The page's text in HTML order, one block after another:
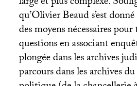
qu’Olivier Beaud s’est
des moyens nécessaires
questions en associant
plongée dans les archives
parcours dans les archives